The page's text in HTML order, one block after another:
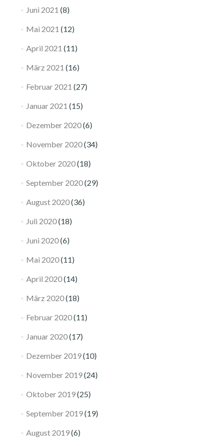
Juni 2021 (8)
Mai 2021 (12)
April 2021 (11)
März 2021 (16)
Februar 2021 (27)
Januar 2021 (15)
Dezember 2020(6)
November 2020(34)
Oktober 2020(18)
September 2020(29)
August 2020(36)
Juli 2020(18)
Juni 2020(6)
Mai 2020(11)
April 2020(14)
März 2020(18)
Februar 2020(11)
Januar 2020(17)
Dezember 2019(10)
November 2019(24)
Oktober 2019(25)
September 2019(19)
August 2019(6)